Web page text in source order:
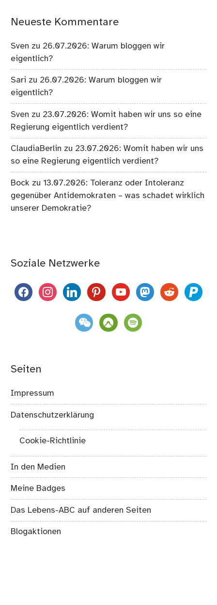
Neueste Kommentare
Sven zu 26.07.2026: Warum bloggen wir
eigentlich?
Sari zu 26.07.2026: Warum bloggen wir
eigentlich?
Sven zu 23.07.2026: Womit haben wir uns so eine
Regierung eigentlich verdient?
ClaudiaBerlin zu 23.07.2026: Womit haben wir uns
so eine Regierung eigentlich verdient?
Bock zu13.07.2026: Toleranz oder Intoleranz
gegenüber Antidemokraten – was schadet wirklich
unserer Demokratie?
Soziale Netzwerke
facebookinstagramlinkedinpinterestyoutubemastodon
reddit paypal
weixin komootspotify
Seiten
Impressum
Datenschutzerklärung
Cookie-Richtlinie
In den Medien
Meine Badges
Das Lebens-ABC auf anderen Seiten
Blogaktionen